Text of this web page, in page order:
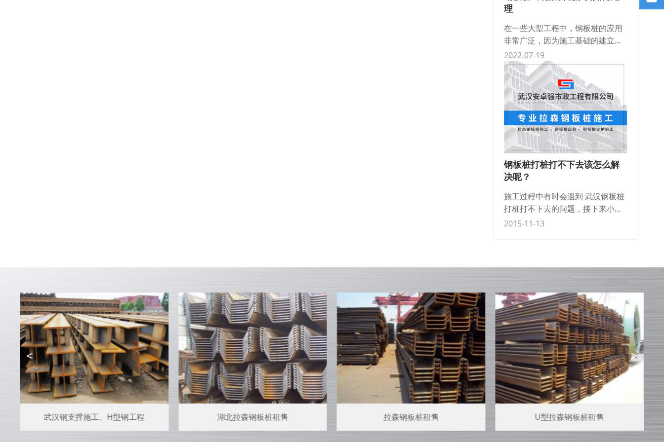
理
在一些大型工程中，钢板桩的应用
非常广泛，因为施工基础的建立离
不开这种工具。但是在打桩的过程
中我们可能会遇到一些故障，比如
钢板桩倾斜，那钢板桩出现倾斜现
象我们要如何
2022-07-19
钢板桩打桩打不下去该怎么解
决呢？
施工过程中有时会遇到 武汉钢板桩
打桩打不下去的问题，接下来小编
就来跟大家介绍下钢板桩打桩打不
2015-11-13
<
武汉钢支撑施工、H型钢工程 湖北拉森钢板桩租售 拉森钢板桩租售 U型拉森钢板桩租售
>